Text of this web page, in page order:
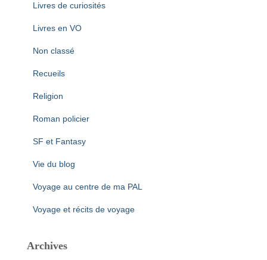
Livres de curiosités
Livres en VO
Non classé
Recueils
Religion
Roman policier
SF et Fantasy
Vie du blog
Voyage au centre de ma PAL
Voyage et récits de voyage
Archives